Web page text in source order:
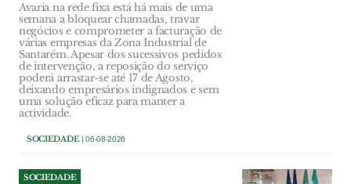
Avaria na rede fixa está há mais de uma
semana a bloquear chamadas, travar
negócios e comprometer a facturação de
várias empresas da Zona Industrial de
Santarém. Apesar dos sucessivos pedidos
de intervenção, a reposição do serviço
poderá arrastar-se até 17 de Agosto,
deixando empresários indignados e sem
uma solução eficaz para manter a
actividade.
SOCIEDADE| 06-08-2026
SOCIEDADE